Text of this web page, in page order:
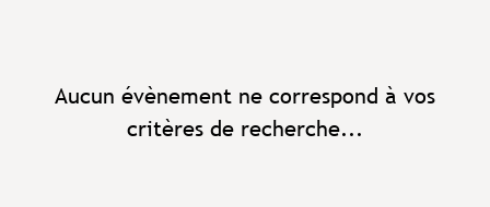
Aucun évènement ne correspond à vos
critères de recherche...